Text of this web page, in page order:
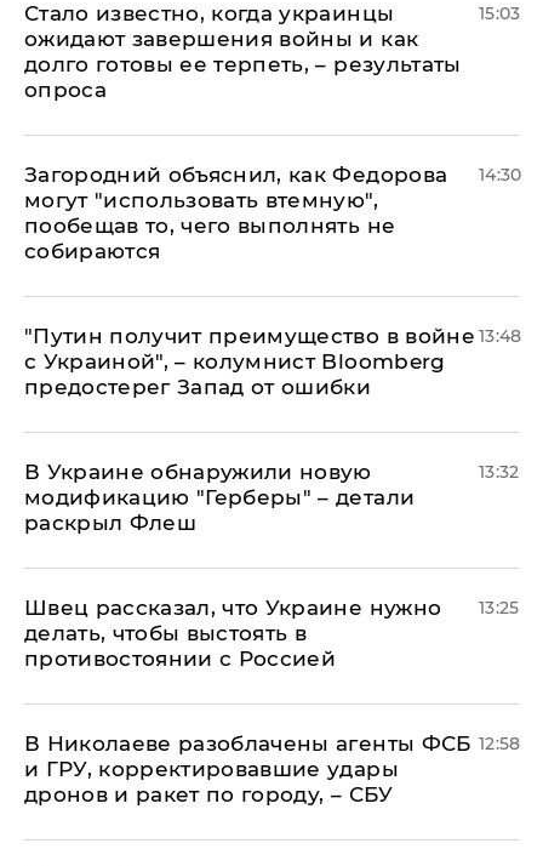
Стало известно, когда украинцы
ожидают завершения войны и как
долго готовы ее терпеть, – результаты
опроса
15:03
Загородний объяснил, как Федорова
могут "использовать втемную",
пообещав то, чего выполнять не
собираются
14:30
"Путин получит преимущество в войне
с Украиной", – колумнист Bloomberg
предостерег Запад от ошибки
13:48
В Украине обнаружили новую
модификацию "Герберы" – детали
раскрыл Флеш
13:32
Швец рассказал, что Украине нужно
делать, чтобы выстоять в
противостоянии с Россией
13:25
В Николаеве разоблачены агенты ФСБ
и ГРУ, корректировавшие удары
дронов и ракет по городу, – СБУ
12:58